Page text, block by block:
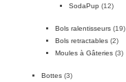
SodaPup (12)
Bols ralentisseurs (19)
Bols retractables (2)
Moules à Gâteries (3)
Bottes (3)